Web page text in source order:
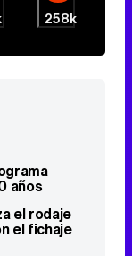
258k
años
el rodaje
el fichaje